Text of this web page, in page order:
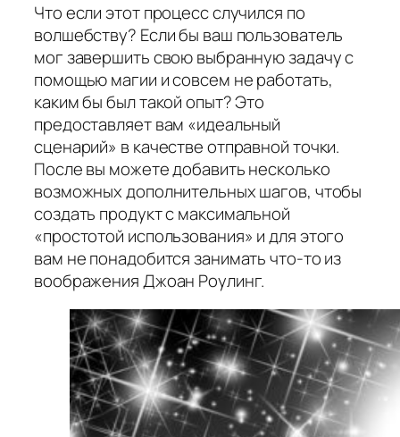
Что если этот процесс случился по
волшебству? Если бы ваш пользователь
мог завершить свою выбранную задачу с
помощью магии и совсем не работать,
каким бы был такой опыт? Это
предоставляет вам «идеальный
сценарий» в качестве отправной точки.
После вы можете добавить несколько
возможных дополнительных шагов, чтобы
создать продукт с максимальной
«простотой использования» и для этого
вам не понадобится занимать что-то из
воображения Джоан Роулинг.